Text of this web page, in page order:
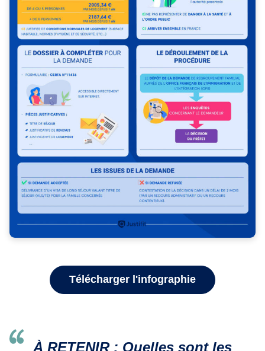
Télécharger l'infographie
À RETENIR: Quelles sont les